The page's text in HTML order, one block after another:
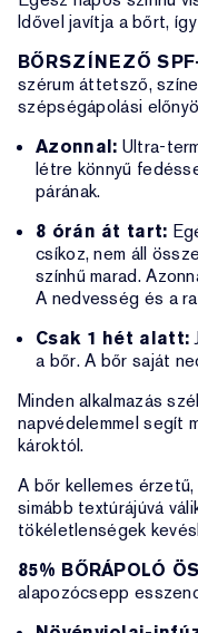
Idővel javítja a bőrt,
BŐRSZÍNEZŐ
szérum áttetsző,
szépségápolási
Azonnal: Ultra-
létre könnyű
párának.
8 órán át tart:
csíkoz, nem áll
színhű marad.
A nedvesség és a
Csak 1 hét alatt:
a bőr. A bőr saját
Minden alkalmazás
napvédelemmel segít
károktól.
A bőr kellemes
simább textúrájúvá
tökéletlenségek
85% BŐRÁPOLÓ
alapozócsepp